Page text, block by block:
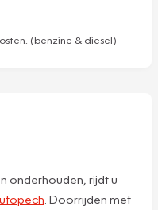
(benzine & diesel)
onderhouden, rijdt u
. Doorrijden met